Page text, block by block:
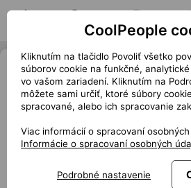
Hľadať pozíciu Moja pozícia
Mění opět Google na
pravidla hry? Vysílá
řadu Pixel 9
« Späť
Na každoroční události Made by
novou řadu mobilních telefonů
CoolPeople
Kliknutím na tlačidlo Povoliť všetko
súborov cookie na funkčné,
vo vašom zariadení. Kliknutím na
môžete sami určiť, ktoré súbory
spracované, alebo ich spracovanie
Viac informácií o spracovaní
Informácie o spracovaní osobných
Podrobné nastavenie